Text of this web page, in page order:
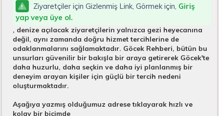
Ziyaretçiler için Gizlenmiş Link, Görmek için, Giriş
yap veya üye ol.
, denize açılacak ziyaretçilerin yalnızca gezi heyecanına
değil, aynı zamanda doğru hizmet tercihlerine de
odaklanmalarını sağlamaktadır. Göcek Rehberi, bütün bu
unsurları güvenilir bir bakışla bir araya getirerek Göcek'te
daha huzurlu, daha seçkin ve daha iyi planlanmış bir
deneyim arayan kişiler için güçlü bir tercih nedeni
oluşturmaktadır.
Aşağıya yazmış olduğumuz adrese tıklayarak hızlı ve
kolay bir biçimde